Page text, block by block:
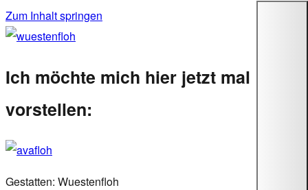
Zum Inhalt springen
wuestenfloh
Ich möchte mich hier jetzt mal
vorstellen:
Gestatten: Wuestenfloh